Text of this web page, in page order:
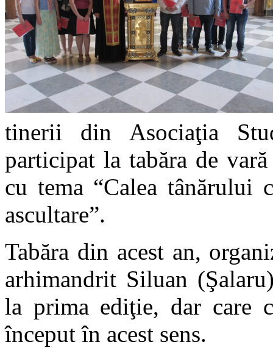
tinerii din Asociaţia
participat la tabăra de
cu tema “Calea tânărului
ascultare”.
Tabăra din acest an,
arhimandrit Siluan
la prima ediţie, dar care
început în acest sens.